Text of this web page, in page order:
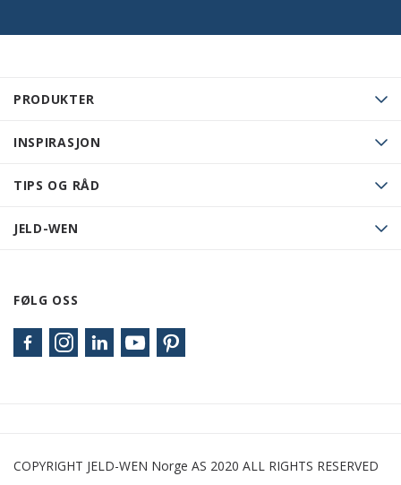
PRODUKTER
INSPIRASJON
TIPS OG RÅD
JELD-WEN
FØLG OSS
COPYRIGHT JELD-WEN Norge AS 2020 ALL RIGHTS RESERVED